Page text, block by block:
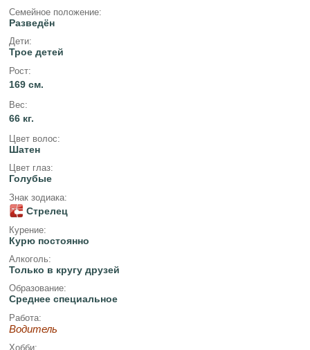
Семейное положение:
Разведён
Дети:
Трое детей
Рост:
169 см.
Вес:
66 кг.
Цвет волос:
Шатен
Цвет глаз:
Голубые
Знак зодиака:
Стрелец
Курение:
Курю постоянно
Алкоголь:
Только в кругу друзей
Образование:
Среднее специальное
Работа:
Водитель
Хобби: